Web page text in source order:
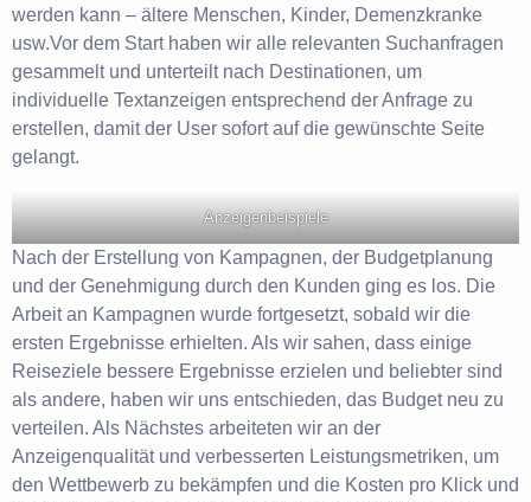
werden kann – ältere Menschen, Kinder, Demenzkranke
usw.Vor dem Start haben wir alle relevanten Suchanfragen
gesammelt und unterteilt nach Destinationen, um
individuelle Textanzeigen entsprechend der Anfrage zu
erstellen, damit der User sofort auf die gewünschte Seite
gelangt.
Anzeigenbeispiele
Nach der Erstellung von Kampagnen, der Budgetplanung
und der Genehmigung durch den Kunden ging es los. Die
Arbeit an Kampagnen wurde fortgesetzt, sobald wir die
ersten Ergebnisse erhielten. Als wir sahen, dass einige
Reiseziele bessere Ergebnisse erzielen und beliebter sind
als andere, haben wir uns entschieden, das Budget neu zu
verteilen. Als Nächstes arbeiteten wir an der
Anzeigenqualität und verbesserten Leistungsmetriken, um
den Wettbewerb zu bekämpfen und die Kosten pro Klick und